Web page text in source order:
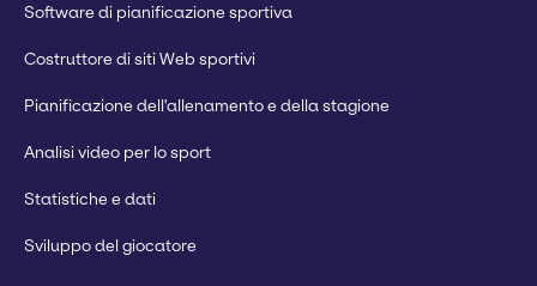
Software di pianificazione sportiva
Costruttore di siti Web sportivi
Pianificazione dell'allenamento e della stagione
Analisi video per lo sport
Statistiche e dati
Sviluppo del giocatore